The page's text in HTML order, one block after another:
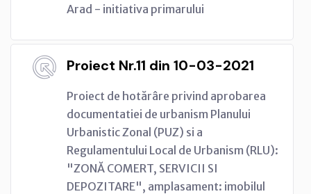
Arad - initiativa primarului
Proiect Nr.11 din 10-03-2021
Proiect de hotărâre privind aprobarea
documentatiei de urbanism Planului
Urbanistic Zonal (PUZ) si a
Regulamentului Local de Urbanism (RLU):
"ZONĂ COMERT, SERVICII SI
DEPOZITARE", amplasament: imobilul